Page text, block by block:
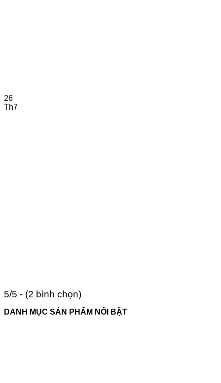
26
Th7
5/5 - (2 bình chọn)
DANH MỤC SẢN PHẨM NỔI BẬT